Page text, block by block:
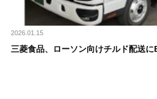
2026.01.15
三菱食品、ローソン向けチルド配送に